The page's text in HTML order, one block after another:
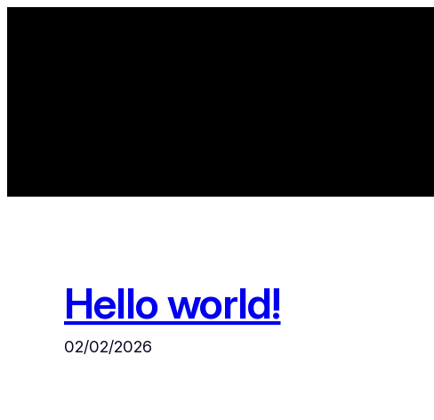
Hello world!
02/02/2026